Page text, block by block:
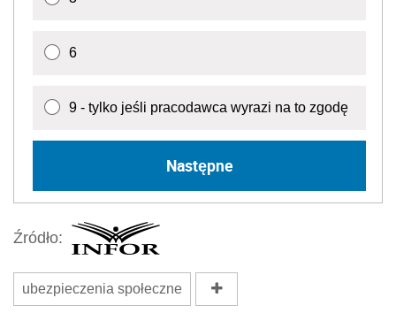
6
9 - tylko jeśli pracodawca wyrazi na to zgodę
Następne
Źródło:
ubezpieczenia społeczne